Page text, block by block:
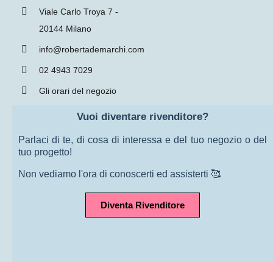
Viale Carlo Troya 7 -
20144 Milano
info@robertademarchi.com
02 4943 7029
Gli orari del negozio
Vuoi diventare rivenditore?
Parlaci di te, di cosa di interessa e del tuo negozio o del
tuo progetto!
Non vediamo l'ora di conoscerti ed assisterti 🥰
Diventa Rivenditore